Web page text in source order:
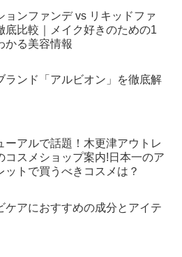
ョンファンデ vs リキッドファ
底比較｜メイク好きのための1
かる美容情報
ランド「アルビオン」を徹底解
ーアルで話題！木更津アウトレ
コスメショップ案内!日本一のア
ットで買うべきコスメは？
ケアにおすすめの成分とアイテ